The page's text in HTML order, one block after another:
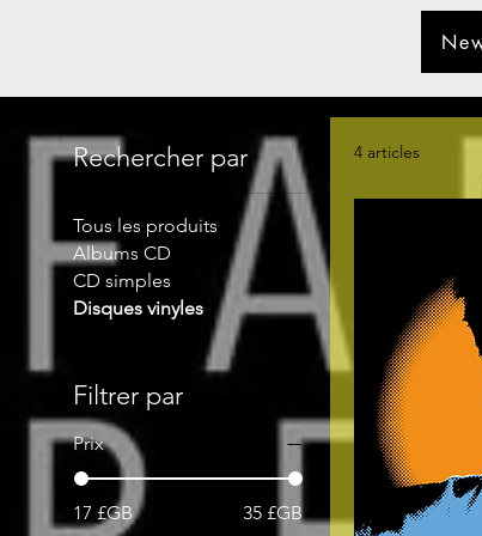
Rechercher par
Tous les produits
Albums CD
CD simples
Disques vinyles
Filtrer par
Prix
17 £GB 35 £GB
4 articles